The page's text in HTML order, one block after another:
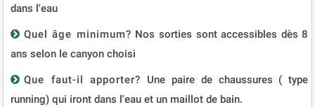
dans l'eau
Quel âge minimum? Nos sorties sont accessibles dès 8
ans selon le canyon choisi
Que faut-il apporter? Une paire de chaussures ( type
running) qui iront dans l'eau et un maillot de bain.